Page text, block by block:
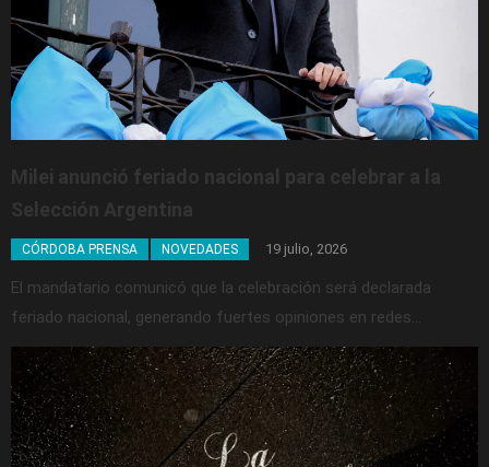
Milei anunció feriado nacional para celebrar a la
Selección Argentina
CÓRDOBA PRENSA NOVEDADES 19 julio, 2026
El mandatario comunicó que la celebración será declarada
feriado nacional, generando fuertes opiniones en redes…